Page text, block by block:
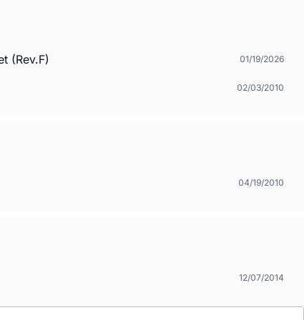
(Rev.F) 01/19/2026
02/03/2010
04/19/2010
12/07/2014